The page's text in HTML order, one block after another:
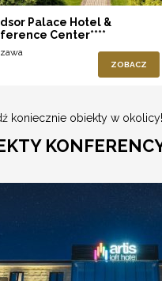
Palace Hotel &
Center****
ZOBACZ
koniecznie obiekty w okolicy!